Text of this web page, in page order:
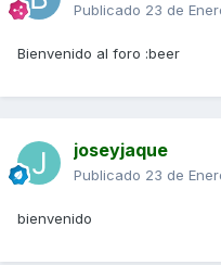
Publicado 23 de
Bienvenido al foro :beer
joseyjaque
Publicado 23 de
bienvenido